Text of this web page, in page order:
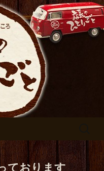
酒屋【店長の
ログ
しがおすすめで
ております